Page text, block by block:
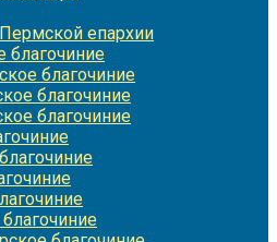
епархии
благочиние
благочиние
благочиние
благочиние